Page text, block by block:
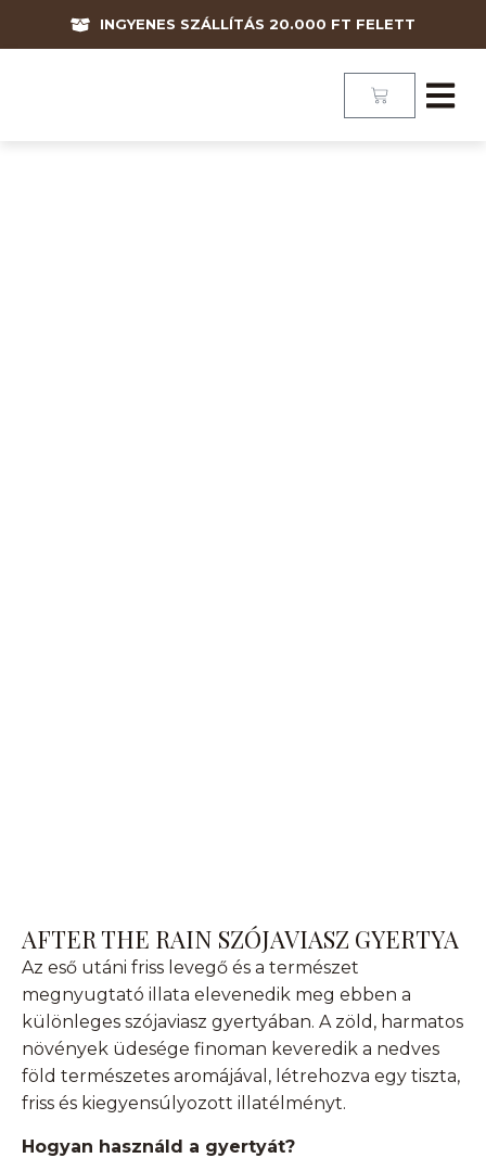
INGYENES SZÁLLÍTÁS 20.000 FT FELETT
AFTER THE RAIN SZÓJAVIASZ GYERTYA
Az eső utáni friss levegő és a természet
megnyugtató illata elevenedik meg ebben a
különleges szójaviasz gyertyában. A zöld, harmatos
növények üdesége finoman keveredik a nedves
föld természetes aromájával, létrehozva egy tiszta,
friss és kiegyensúlyozott illatélményt.
Hogyan használd a gyertyát?